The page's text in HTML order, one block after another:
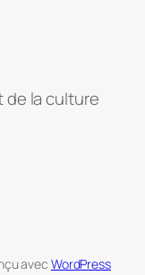
de la culture
avec WordPress